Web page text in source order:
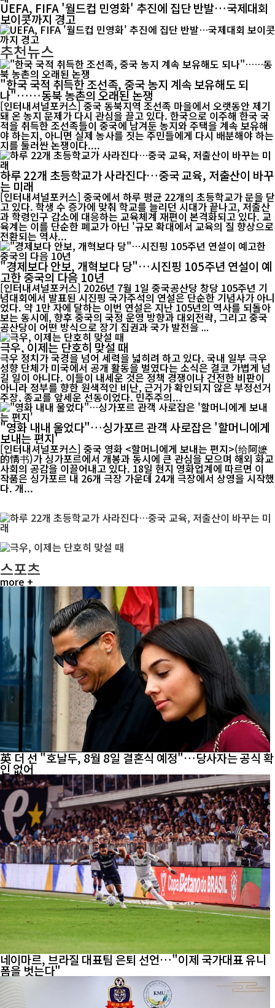
UEFA, FIFA '월드컵 민영화' 추진에 집단 반발…국제대회
보이콧까지 경고
추천뉴스
"한국 국적 취득한 조선족, 중국 농지 계속 보유해도 되
나"……동북 농촌의 오래된 논쟁
[인터내셔널포커스] 중국 동북지역 조선족 마을에서 오랫동안 제기
돼 온 농지 문제가 다시 관심을 끌고 있다. 한국으로 이주해 한국 국
적을 취득한 조선족들이 중국에 남겨둔 농지와 주택을 계속 보유해
야 하는지, 아니면 실제 농사를 짓는 주민들에게 다시 배분해야 하는
지를 둘러싼 논쟁이다....
하루 22개 초등학교가 사라진다…중국 교육, 저출산이 바꾸
는 미래
[인터내셔널포커스] 중국에서 하루 평균 22개의 초등학교가 문을 닫
고 있다. 학생 수 증가에 맞춰 학교를 늘리던 시대가 끝나고, 저출산
과 학령인구 감소에 대응하는 교육체계 재편이 본격화되고 있다. 교
육계는 이를 단순한 폐교가 아닌 '규모 확대에서 교육의 질 향상으로
전환되는 역사...
"경제보다 안보, 개혁보다 당"…시진핑 105주년 연설이 예
고한 중국의 다음 10년
[인터내셔널포커스] 2026년 7월 1일 중국공산당 창당 105주년 기
념대회에서 발표된 시진핑 국가주석의 연설은 단순한 기념사가 아니
었다. 약 1만 자에 달하는 이번 연설은 지난 105년의 역사를 되돌아
보는 동시에, 향후 중국의 국정 운영 방향과 대외전략, 그리고 중국
공산당이 어떤 방식으로 장기 집권과 국가 발전을 ...
극우, 이제는 단호히 맞설 때
극우 정치가 국경을 넘어 세력을 넓히려 하고 있다. 국내 일부 극우
성향 단체가 미국에서 공개 활동을 벌였다는 소식은 결코 가볍게 넘
길 일이 아니다. 이들이 내세운 것은 정책 경쟁이나 건전한 비판이
아니라 정부를 향한 원색적인 비난, 근거가 확인되지 않은 부정선거
주장, 종교를 앞세운 선동이었다. 민주주의...
"영화 내내 울었다"…싱가포르 관객 사로잡은 '할머니에게
보내는 편지'
[인터내셔널포커스] 중국 영화 <할머니에게 보내는 편지>(给阿嬷
的情书)가 싱가포르에서 개봉과 동시에 큰 관심을 모으며 해외 화교
사회의 공감을 이끌어내고 있다. 18일 현지 영화업계에 따르면 이
작품은 싱가포르 내 26개 극장 가운데 24개 극장에서 상영을 시작했
다. 개...
스포츠
more +
英 더 선 "호날두, 8월 8일 결혼식 예정"…당사자는 공식 확
인 없어
네이마르, 브라질 대표팀 은퇴 선언…"이제 국가대표 유니
폼을 벗는다"